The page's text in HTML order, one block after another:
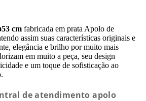
cm fabricada em prata Apolo de
assim suas características originais e
elegância e brilho por muito mais
em muito a peça, seu design
e um toque de sofisticação ao
de atendimento apolo